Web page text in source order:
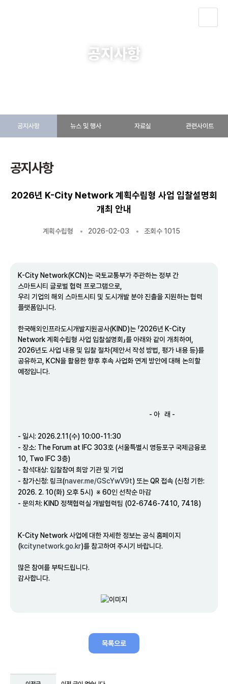
공지사항
공지사항 뉴스 및 행사 자료실 관련사이트
공지사항
2026년 K-City Network 계획수립형 사업 입찰설명회
개최 안내
계획수립형 2026-02-03 조회수 1015
K-City Network(KCN)는 국토교통부가 주관하는 정부 간
스마트시티 글로벌 협력 프로그램으로,
우리 기업의 해외 스마트시티 및 도시개발 분야 진출을 지원하는 협력
플랫폼입니다.
한국해외인프라도시개발지원공사(KIND)는 「2026년 K-City
Network 계획수립형 사업 입찰설명회」를 아래와 같이 개최하여,
2026년도 사업 내용 및 입찰 절차(제안서 작성 방법, 평가 내용 등)를
공유하고, KCN을 활용한 향후 후속 사업화 연계 방안에 대해 논의할
예정입니다.
- 아 래 -
- 일시: 2026.2.11(수) 10:00-11:30
- 장소: The Forum at IFC 303호 (서울특별시 영등포구 국제금융로
10, Two IFC 3층)
- 참석대상: 입찰참여 희망 기관 및 기업
- 참가신청: 링크(naver.me/GScYwV9t) 또는 QR 접속 (신청 기한:
2026. 2. 10(화) 오후 5시) ※ 60인 선착순 마감
- 문의처: KIND 정책협력실 개발협력팀 (02-6746-7410, 7418)
K-City Network 사업에 대한 자세한 정보는 공식 홈페이지
(kcitynetwork.go.kr)를 참고하여 주시기 바랍니다.
많은 참여를 부탁드립니다.
감사합니다.
목록으로